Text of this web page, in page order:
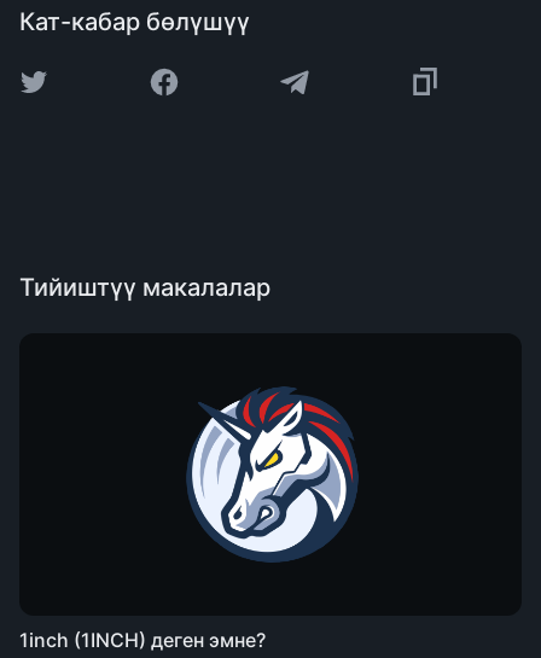
Кат-кабар бөлүшүү
Тийиштүү макалалар
1inch (1INCH) деген эмне?